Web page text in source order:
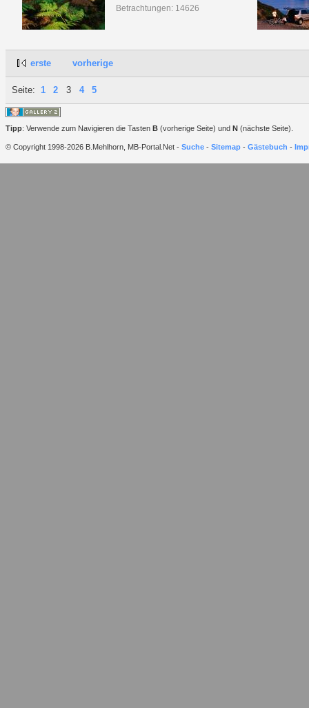
Betrachtungen: 14626
erste vorherige
Seite: 1 2 3 4 5
Tipp: Verwende zum Navigieren die Tasten B (vorherige Seite) und N (nächste Seite).
© Copyright 1998-2026 B.Mehlhorn, MB-Portal.Net - Suche - Sitemap - Gästebuch -